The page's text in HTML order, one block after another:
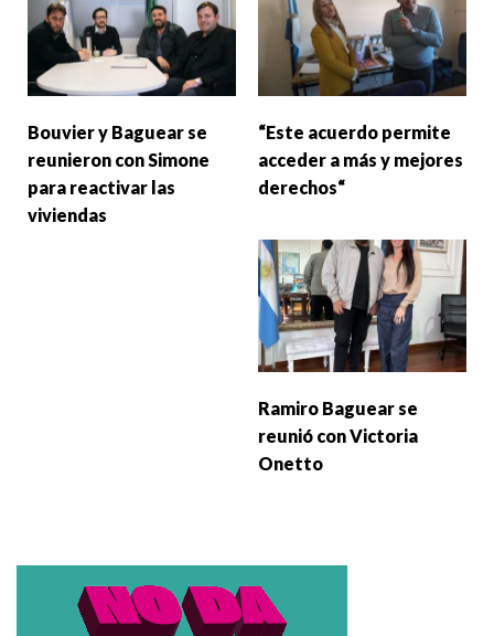
Bouvier y Baguear se
reunieron con Simone
para reactivar las
viviendas
“Este acuerdo permite
acceder a más y mejores
derechos“
Ramiro Baguear se
reunió con Victoria
Onetto